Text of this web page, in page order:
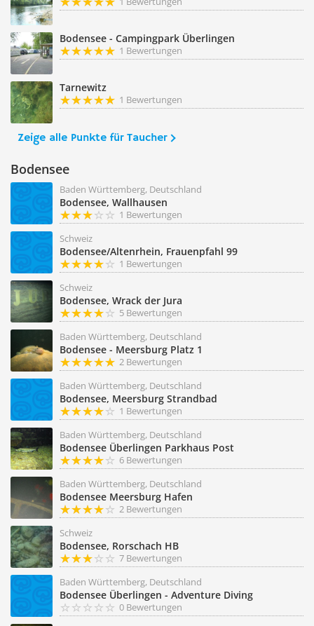
Bodensee - Campingpark Überlingen
1 Bewertungen
Tarnewitz
1 Bewertungen
Zeige alle Punkte für Taucher
Bodensee
Baden Württemberg, Deutschland
Bodensee, Wallhausen
1 Bewertungen
Schweiz
Bodensee/Altenrhein, Frauenpfahl 99
1 Bewertungen
Schweiz
Bodensee, Wrack der Jura
5 Bewertungen
Baden Württemberg, Deutschland
Bodensee - Meersburg Platz 1
2 Bewertungen
Baden Württemberg, Deutschland
Bodensee, Meersburg Strandbad
1 Bewertungen
Baden Württemberg, Deutschland
Bodensee Überlingen Parkhaus Post
6 Bewertungen
Baden Württemberg, Deutschland
Bodensee Meersburg Hafen
2 Bewertungen
Schweiz
Bodensee, Rorschach HB
7 Bewertungen
Baden Württemberg, Deutschland
Bodensee Überlingen - Adventure Diving
0 Bewertungen